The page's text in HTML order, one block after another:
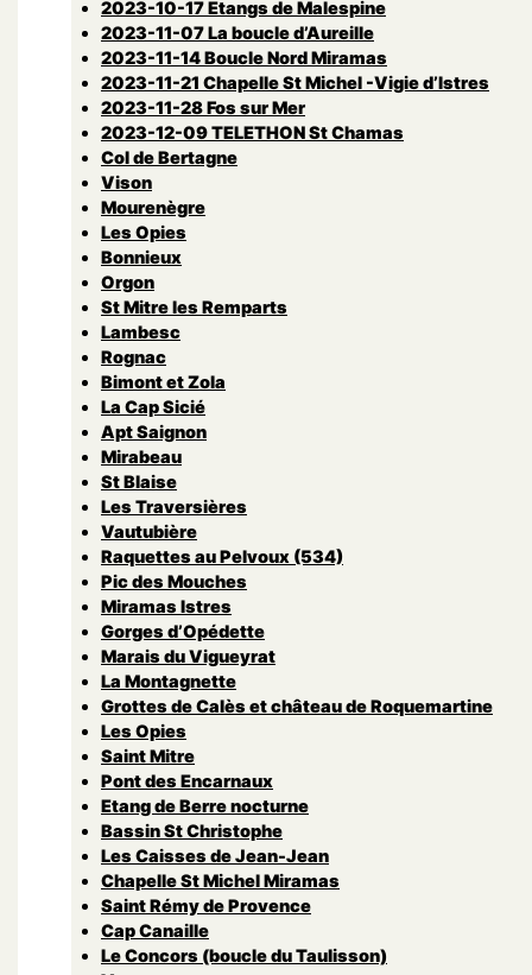
2023-10-17 Etangs de Malespine
2023-11-07 La boucle d’Aureille
2023-11-14 Boucle Nord Miramas
2023-11-21 Chapelle St Michel -Vigie d’Istres
2023-11-28 Fos sur Mer
2023-12-09 TELETHON St Chamas
Col de Bertagne
Vison
Mourenègre
Les Opies
Bonnieux
Orgon
St Mitre les Remparts
Lambesc
Rognac
Bimont et Zola
La Cap Sicié
Apt Saignon
Mirabeau
St Blaise
Les Traversières
Vautubière
Raquettes au Pelvoux (534)
Pic des Mouches
Miramas Istres
Gorges d’Opédette
Marais du Vigueyrat
La Montagnette
Grottes de Calès et château de Roquemartine
Les Opies
Saint Mitre
Pont des Encarnaux
Etang de Berre nocturne
Bassin St Christophe
Les Caisses de Jean-Jean
Chapelle St Michel Miramas
Saint Rémy de Provence
Cap Canaille
Le Concors (boucle du Taulisson)